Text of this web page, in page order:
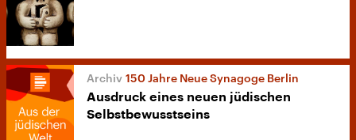
150 Jahre Neue Synagoge Berlin
Ausdruck eines neuen jüdischen
Selbstbewusstseins